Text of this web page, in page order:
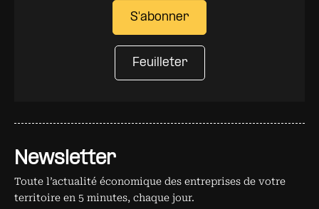
Newsletter
Toute l’actualité économique des entreprises de votre
territoire en 5 minutes, chaque jour.
S'abonner
Feuilleter